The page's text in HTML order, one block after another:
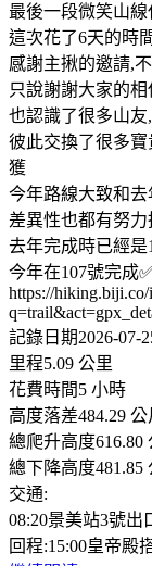
最後一段微笑山
這次花了6天的時
感謝主揪的邀請,
只說謝謝大家的
也認識了很多山友,
彼此交換了很多
獲
今年路線大致和去
差異性也都有努力
去年完成時已經是
今年在107號完成✅
https://hiking.biji.co/
記錄日期2026-07-
里程5.09 公里
花費時間5 小時
高度落差484.29 公
總爬升高度616.80
總下降高度481.85
交通:
08:20景美站3號出
回程:15:00皇帝殿